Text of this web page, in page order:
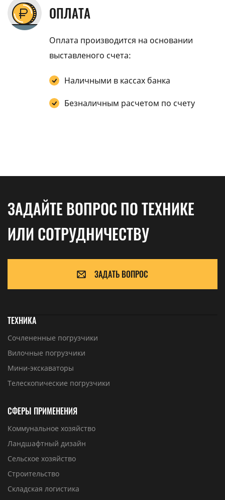
ОПЛАТА
Оплата производится на основании
выставленого счета:
Наличными в кассах банка
Безналичным расчетом по счету
ЗАДАЙТЕ ВОПРОС ПО ТЕХНИКЕ
ИЛИ СОТРУДНИЧЕСТВУ
ЗАДАТЬ ВОПРОС
ТЕХНИКА
Сочлененные погрузчики
Вилочные погрузчики
Мини-экскаваторы
Телескопические погрузчики
СФЕРЫ ПРИМЕНЕНИЯ
Коммунальное хозяйство
Ландшафтный дизайн
Сельское хозяйство
Строительство
Складская логистика